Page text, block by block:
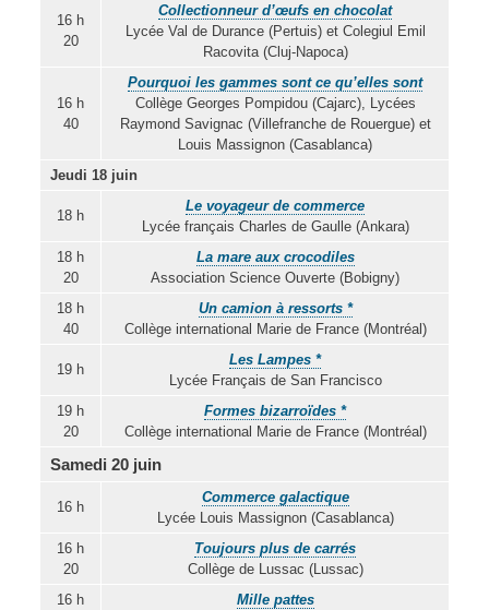
16 h
20
Collectionneur d’œufs en chocolat
Lycée Val de Durance (Pertuis) et Colegiul Emil
Racovita (Cluj-Napoca)
16 h
40
Pourquoi les gammes sont ce qu’elles sont
Collège Georges Pompidou (Cajarc), Lycées
Raymond Savignac (Villefranche de Rouergue) et
Louis Massignon (Casablanca)
Jeudi 18 juin
18 h
Le voyageur de commerce
Lycée français Charles de Gaulle (Ankara)
18 h
20
La mare aux crocodiles
Association Science Ouverte (Bobigny)
18 h
40
Un camion à ressorts *
Collège international Marie de France (Montréal)
19 h
Les Lampes *
Lycée Français de San Francisco
19 h
20
Formes bizarroïdes *
Collège international Marie de France (Montréal)
Samedi 20 juin
16 h
Commerce galactique
Lycée Louis Massignon (Casablanca)
16 h
20
Toujours plus de carrés
Collège de Lussac (Lussac)
16 h
Mille pattes